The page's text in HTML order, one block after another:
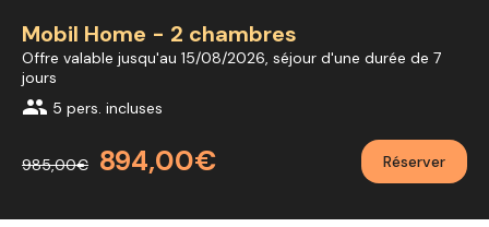
Mobil Home - 2 chambres
Offre valable jusqu'au 15/08/2026, séjour d'une durée de 7
jours
group 5 pers. incluses
985,00€ 894,00€ Réserver